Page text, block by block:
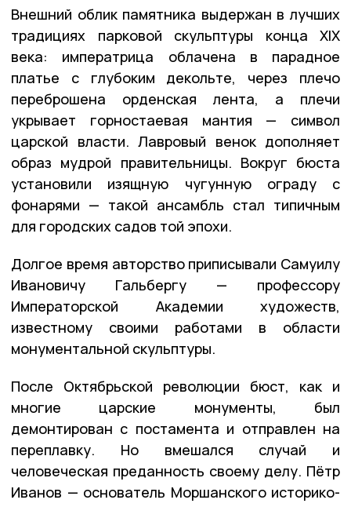
Внешний облик памятника выдержан в лучших
традициях парковой скульптуры конца XIX
века: императрица облачена в парадное
платье с глубоким декольте, через плечо
переброшена орденская лента, а плечи
укрывает горностаевая мантия — символ
царской власти. Лавровый венок дополняет
образ мудрой правительницы. Вокруг бюста
установили изящную чугунную ограду с
фонарями — такой ансамбль стал типичным
для городских садов той эпохи.
Долгое время авторство приписывали Самуилу
Ивановичу Гальбергу — профессору
Императорской Академии художеств,
известному своими работами в области
монументальной скульптуры.
После Октябрьской революции бюст, как и
многие царские монументы, был
демонтирован с постамента и отправлен на
переплавку. Но вмешался случай и
человеческая преданность своему делу. Пётр
Иванов — основатель Моршанского историко-